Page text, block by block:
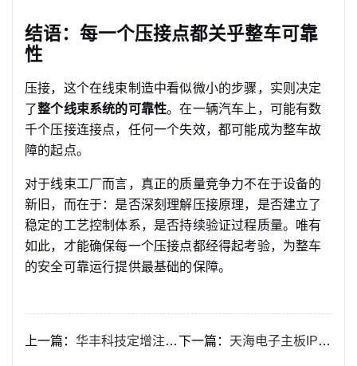
结语：每一个压接点都关乎整车可靠
性
压接，这个在线束制造中看似微小的步骤，实则决定
了整个线束系统的可靠性。在一辆汽车上，可能有数
千个压接连接点，任何一个失效，都可能成为整车故
障的起点。
对于线束工厂而言，真正的质量竞争力不在于设备的
新旧，而在于：是否深刻理解压接原理，是否建立了
稳定的工艺控制体系，是否持续验证过程质量。唯有
如此，才能确保每一个压接点都经得起考验，为整车
的安全可靠运行提供最基础的保障。
上一篇： 华丰科技定增注册获同意 募资 9.7 亿元布局 AI 与防务赛道 下一篇： 天海电子主板IPO获证监会注册 汽车电子龙头加速登陆A股，赋能产业升级